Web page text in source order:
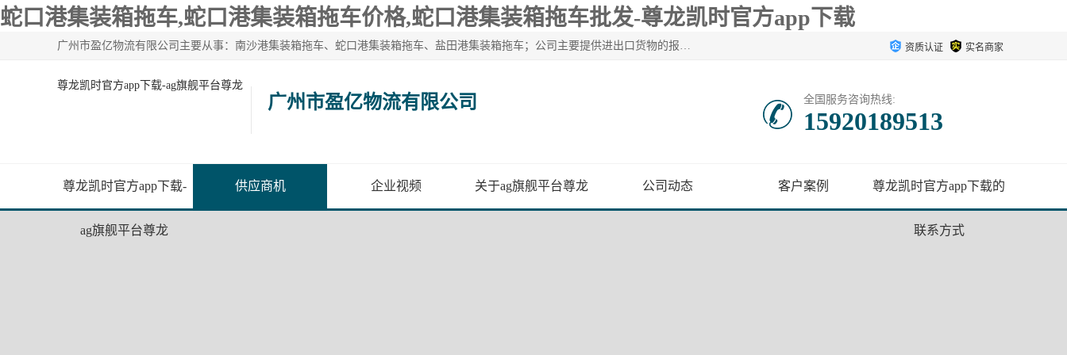
蛇口港集装箱拖车,蛇口港集装箱拖车价格,蛇口港集装箱拖车批发-尊龙凯时官方app下载
广州市盈亿物流有限公司主要从事：南沙港集装箱拖车、蛇口港集装箱拖车、盐田港集装箱拖车；公司主要提供进出口货物的报关报检、集装箱拖车、特种柜拖车、散货车、仓储搬运、装拆箱配送等港口物流服务。服务区域涵盖全国，起运港口：黄埔港、南沙港、盐田港、蛇口港等码头以及广州白云机场和火车站如南沙港火车站、 大朗、增城西、石龙等货运站。 资质认证 实名商家
尊龙凯时官方app下载-ag旗舰平台尊龙
广州市盈亿物流有限公司 全国服务咨询热线:
15920189513
尊龙凯时官方app下载-
ag旗舰平台尊龙
供应商机 企业视频 关于ag旗舰平台尊龙 公司动态 客户案例 尊龙凯时官方app下载的
联系方式